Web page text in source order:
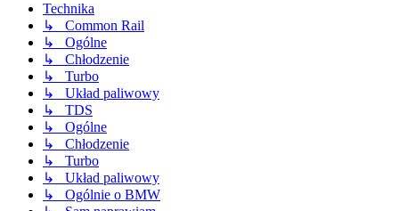
Technika
↳ Common Rail
↳ Ogólne
↳ Chłodzenie
↳ Turbo
↳ Układ paliwowy
↳ TDS
↳ Ogólne
↳ Chłodzenie
↳ Turbo
↳ Układ paliwowy
↳ Ogólnie o BMW